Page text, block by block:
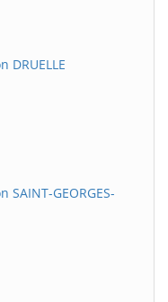
GEORGES-